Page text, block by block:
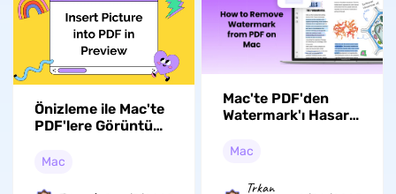
Önizleme ile Mac'te
PDF'lere Görüntü
ve Kolay
Mac
Mac'te PDF'den
Watermark'ı Hasar
Kaldırılır
Mac
Trkan